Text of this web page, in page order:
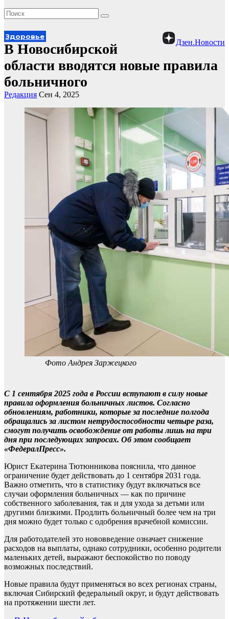
Дзен.Новости
Здоровье
В Новосибирской
области вводятся новые правила
больничного
Редакция Сен 4, 2025
Фото Андрея Заржецкого
С 1 сентября 2025 года в России вступают в силу новые
правила оформления больничных листов. Согласно
обновлениям, работники, которые за последние полгода
обращались за листом нетрудоспособности четыре раза,
смогут получить освобождение от работы лишь на три
дня при последующих запросах. Об этом сообщает
«ФедералПресс».
Юрист Екатерина Тютюнникова пояснила, что данное
ограничение будет действовать до 1 сентября 2031 года.
Важно отметить, что в статистику будут включаться все
случаи оформления больничных — как по причине
собственного заболевания, так и для ухода за детьми или
другими близкими. Продлить больничный более чем на три
дня можно будет только с одобрения врачебной комиссии.
Для работодателей это нововведение означает снижение
расходов на выплаты, однако сотрудники, особенно родители
маленьких детей, выражают беспокойство по поводу
возможных последствий.
Новые правила будут применяться во всех регионах страны,
включая Сибирский федеральный округ, и будут действовать
на протяжении шести лет.